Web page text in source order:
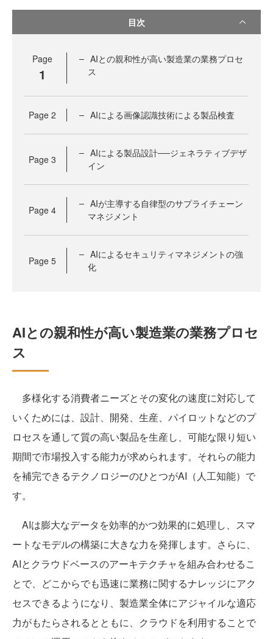
目次
Page
1
AIとの親和性が高い製造業の業務プロセ
ス
Page 2 AIによる画像認識技術による製品検査
Page 3
AIによる製品設計──ジェネラティブデザ
イン
Page 4
AIが主導する自律型のサプライチェーン
マネジメント
Page 5
AIによるセキュリティマネジメントの強
化
AIとの親和性が高い製造業の業務プロセ
ス
多様化する消費者ニーズとその変化の速度に対応して
いくためには、設計、開発、生産、パイロットなどのプ
ロセスを通して質の高い製品を生産し、可能な限り短い
期間で市場投入する能力が求められます。それらの能力
を補完できるテクノロジーのひとつがAI（人工知能）で
す。
AIは膨大なデータを効率的かつ効果的に処理し、スマ
ートなモデルの構築に大きな力を発揮します。さらに、
AIとクラウドベースのアーキテクチャを組み合わせるこ
とで、どこからでも迅速に業務に関するナレッジにアク
セスできるようになり、製造業全体にアジャイルな適応
力がもたらされるとともに、クラウドを利用することで